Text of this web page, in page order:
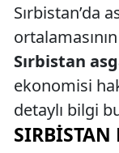
Sırbistan’da
Sırbistan
ekonomisi
detaylı bilgi